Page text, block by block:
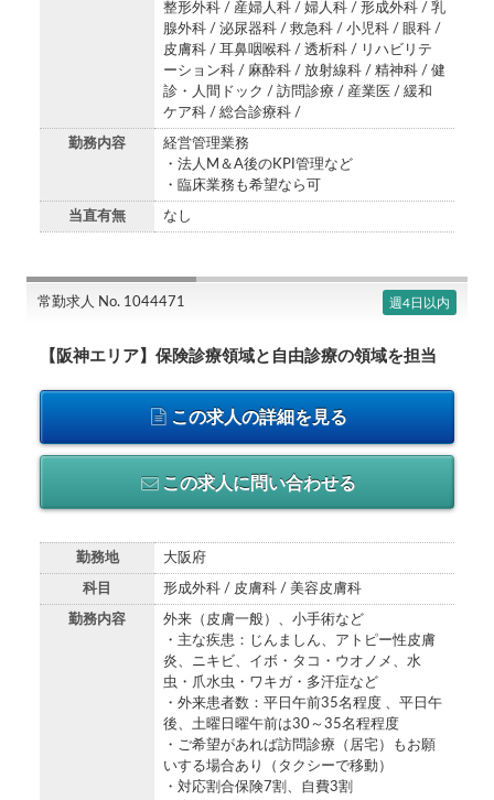
整形外科 / 産婦人科 / 婦人科 / 形成外科 / 乳
腺外科 / 泌尿器科 / 救急科 / 小児科 / 眼科 /
皮膚科 / 耳鼻咽喉科 / 透析科 / リハビリテ
ーション科 / 麻酔科 / 放射線科 / 精神科 / 健
診・人間ドック / 訪問診療 / 産業医 / 緩和
ケア科 / 総合診療科 /
勤務内容
経営管理業務
・法人M＆A後のKPI管理など
・臨床業務も希望なら可
当直有無 なし
常勤求人 No. 1044471 週4日以内
【阪神エリア】保険診療領域と自由診療の領域を担当
この求人の詳細を見る
この求人に問い合わせる
勤務地 大阪府
科目 形成外科 / 皮膚科 / 美容皮膚科
勤務内容
外来（皮膚一般）、小手術など
・主な疾患：じんましん、アトピー性皮膚
炎、ニキビ、イボ・タコ・ウオノメ、水
虫・爪水虫・ワキガ・多汗症など
・外来患者数：平日午前35名程度 、平日午
後、土曜日曜午前は30～35名程程度
・ご希望があれば訪問診療（居宅）もお願
いする場合あり（タクシーで移動）
・対応割合保険7割、自費3割